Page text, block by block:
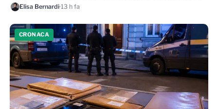
Elisa Bernardi·13 h fa
CRONACA